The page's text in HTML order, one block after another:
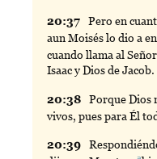
20:37 Pero en
aun Moisés lo dio a
cuando llama al
Isaac y Dios de Jacob.
20:38 PorqueDios
vivos, pues para Él
20:39